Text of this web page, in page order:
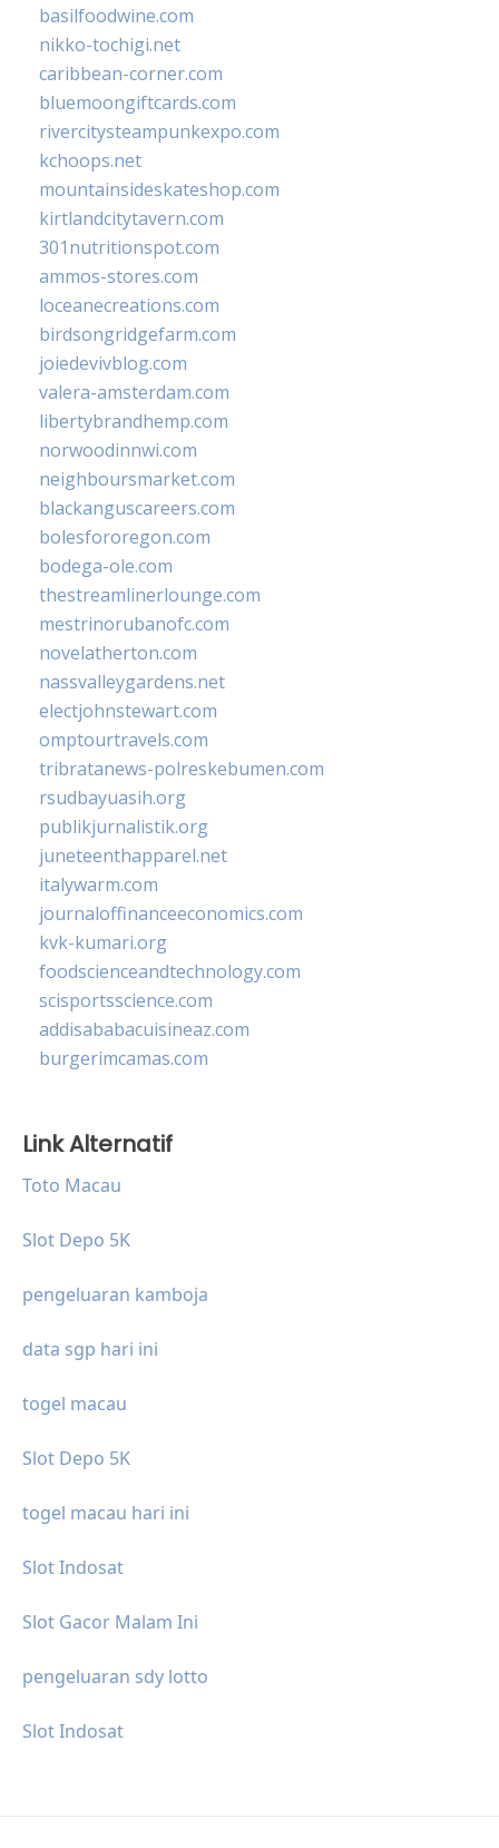
basilfoodwine.com
nikko-tochigi.net
caribbean-corner.com
bluemoongiftcards.com
rivercitysteampunkexpo.com
kchoops.net
mountainsideskateshop.com
kirtlandcitytavern.com
301nutritionspot.com
ammos-stores.com
loceanecreations.com
birdsongridgefarm.com
joiedevivblog.com
valera-amsterdam.com
libertybrandhemp.com
norwoodinnwi.com
neighboursmarket.com
blackanguscareers.com
bolesfororegon.com
bodega-ole.com
thestreamlinerlounge.com
mestrinorubanofc.com
novelatherton.com
nassvalleygardens.net
electjohnstewart.com
omptourtravels.com
tribratanews-polreskebumen.com
rsudbayuasih.org
publikjurnalistik.org
juneteenthapparel.net
italywarm.com
journaloffinanceeconomics.com
kvk-kumari.org
foodscienceandtechnology.com
scisportsscience.com
addisababacuisineaz.com
burgerimcamas.com
Link Alternatif
Toto Macau
Slot Depo 5K
pengeluaran kamboja
data sgp hari ini
togel macau
Slot Depo 5K
togel macau hari ini
Slot Indosat
Slot Gacor Malam Ini
pengeluaran sdy lotto
Slot Indosat